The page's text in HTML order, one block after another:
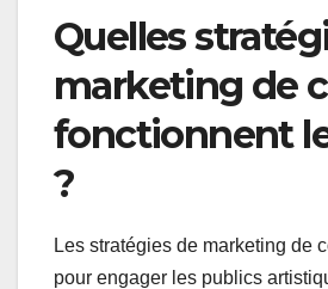
Quelles
marketing de
fonctionnent
?
Les stratégies de marketing de
pour engager les publics